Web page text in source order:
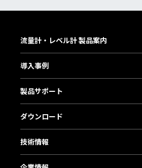
流量計・レベル計 製品案内
導入事例
製品サポート
ダウンロード
技術情報